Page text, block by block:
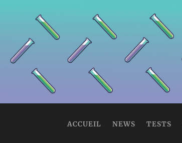
ACCUEIL NEWS TESTS